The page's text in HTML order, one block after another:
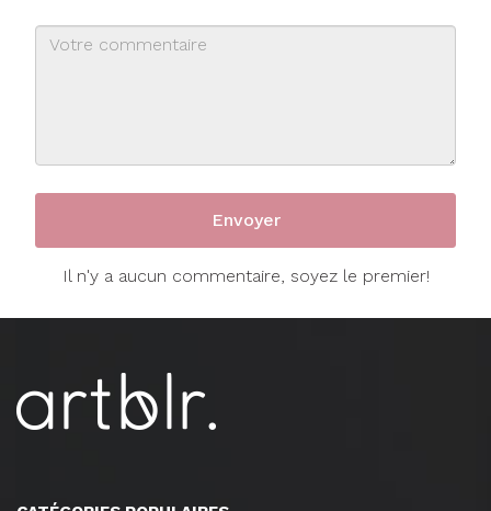
Il n'y a aucun commentaire, soyez le premier!